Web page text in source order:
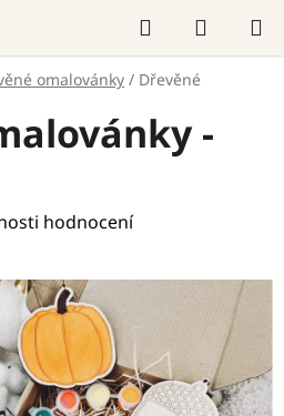
Hledat
KOŠÍK
omalovánky / Dřevěné
-
hodnocení